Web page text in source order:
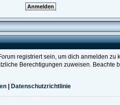
registriert sein, um dich anmelden
Berechtigungen zuweisen.
| Datenschutzrichtlinie